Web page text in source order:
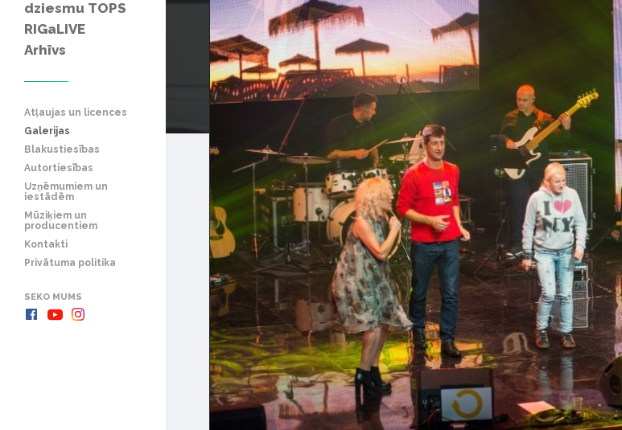
dziesmu TOPS
RIGaLIVE
Arhīvs
Atļaujas un licences
Galerijas
Blakustiesības
Autortiesības
Uzņēmumiem un
iestādēm
Mūziķiem un
producentiem
Kontakti
Privātuma politika
SEKO MUMS